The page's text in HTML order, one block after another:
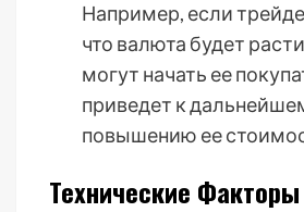
Например, если
что валюта будет
могут начать ее
приведет к
повышению ее
Технические Факторы